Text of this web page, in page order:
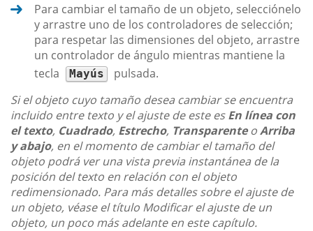
Para cambiar el tamaño de un objeto, selecciónelo
y arrastre uno de los controladores de selección;
para respetar las dimensiones del objeto, arrastre
un controlador de ángulo mientras mantiene la
tecla
Mayús
pulsada.
Si el objeto cuyo tamaño desea cambiar se encuentra
incluido entre texto y el ajuste de este esEn línea con
el texto, Cuadrado, Estrecho, TransparenteoArriba
y abajo, en el momento de cambiar el tamaño del
objeto podrá ver una vista previa instantánea de la
posición del texto en relación con el objeto
redimensionado. Para más detalles sobre el ajuste de
un objeto, véase el título Modificar el ajuste de un
objeto, un poco más adelante en este capítulo.